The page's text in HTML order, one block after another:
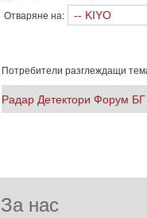
Отваряне на:
Потребители разглеждащи
Радар Детектори Форум БГ
За нас